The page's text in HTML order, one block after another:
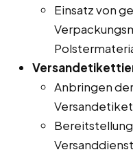
Einsatz von
Anbringen